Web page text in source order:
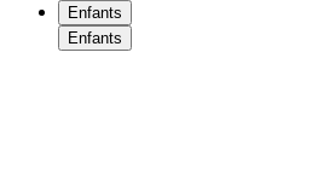
Enfants
Enfants